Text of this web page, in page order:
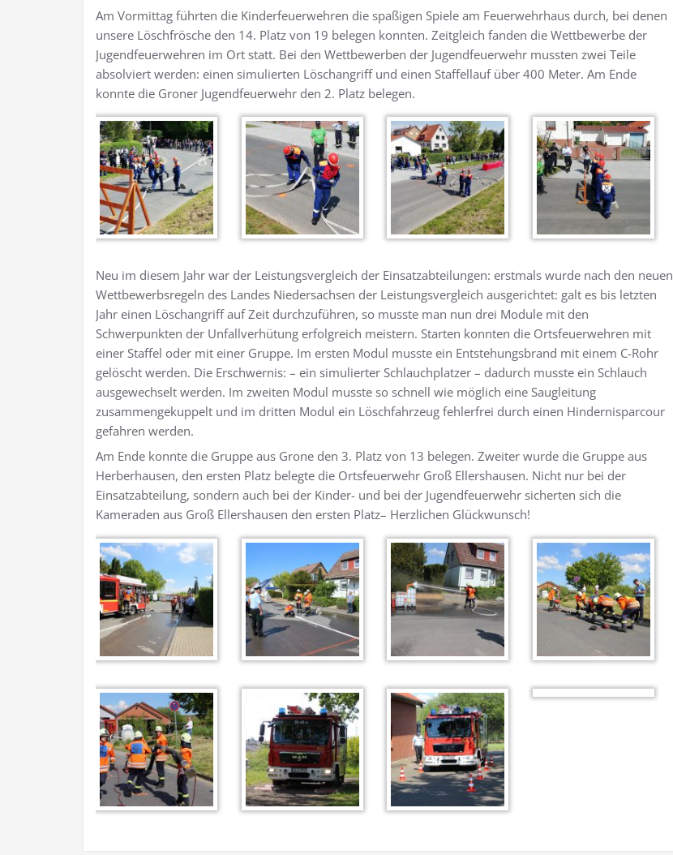
Am Vormittag führten die Kinderfeuerwehren die spaßigen Spiele am Feuerwehrhaus durch, bei denen
unsere Löschfrösche den 14. Platz von 19 belegen konnten. Zeitgleich fanden die Wettbewerbe der
Jugendfeuerwehren im Ort statt. Bei den Wettbewerben der Jugendfeuerwehr mussten zwei Teile
absolviert werden: einen simulierten Löschangriff und einen Staffellauf über 400 Meter. Am Ende
konnte die Groner Jugendfeuerwehr den 2. Platz belegen.
Neu im diesem Jahr war der Leistungsvergleich der Einsatzabteilungen: erstmals wurde nach den neuen
Wettbewerbsregeln des Landes Niedersachsen der Leistungsvergleich ausgerichtet: galt es bis letzten
Jahr einen Löschangriff auf Zeit durchzuführen, so musste man nun drei Module mit den
Schwerpunkten der Unfallverhütung erfolgreich meistern. Starten konnten die Ortsfeuerwehren mit
einer Staffel oder mit einer Gruppe. Im ersten Modul musste ein Entstehungsbrand mit einem C-Rohr
gelöscht werden. Die Erschwernis: – ein simulierter Schlauchplatzer – dadurch musste ein Schlauch
ausgewechselt werden. Im zweiten Modul musste so schnell wie möglich eine Saugleitung
zusammengekuppelt und im dritten Modul ein Löschfahrzeug fehlerfrei durch einen Hindernisparcour
gefahren werden.
Am Ende konnte die Gruppe aus Grone den 3. Platz von 13 belegen. Zweiter wurde die Gruppe aus
Herberhausen, den ersten Platz belegte die Ortsfeuerwehr Groß Ellershausen. Nicht nur bei der
Einsatzabteilung, sondern auch bei der Kinder- und bei der Jugendfeuerwehr sicherten sich die
Kameraden aus Groß Ellershausen den ersten Platz– Herzlichen Glückwunsch!